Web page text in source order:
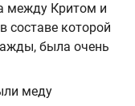
между Критом и
составе которой
была очень
меду